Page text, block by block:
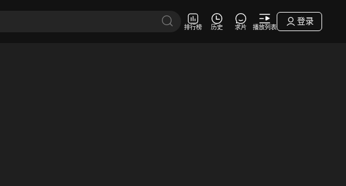
排行榜 历史 求片 播放列表
登录